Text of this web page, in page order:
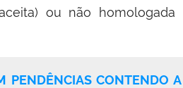
ou não homologada
PENDÊNCIAS CONTENDO A